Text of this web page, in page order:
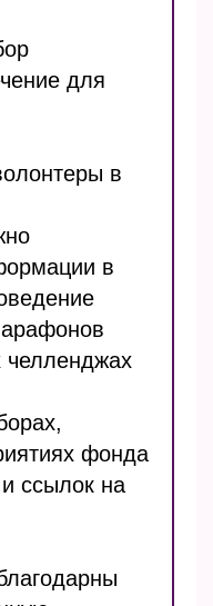
для
в
в
челленджах
фонда
ссылок на